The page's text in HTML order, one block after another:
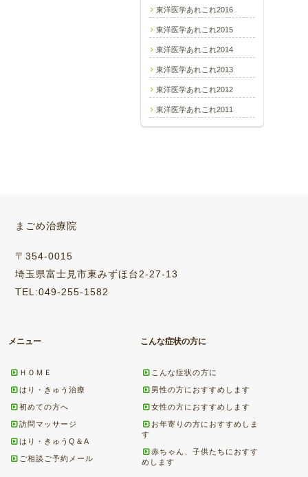
東洋医学あれこれ2016
東洋医学あれこれ2015
東洋医学あれこれ2014
東洋医学あれこれ2013
東洋医学あれこれ2012
東洋医学あれこれ2011
まごめ治療院
〒354-0015
埼玉県富士見市東みずほ台2-27-13
TEL:049-255-1582
メニュー
ＨＯＭＥ
はり・きゅう治療
初めての方へ
訪問マッサージ
はり・きゅうQ＆A
ご相談ご予約メール
こんな症状の方に
こんな症状の方に
男性の方におすすめします
女性の方におすすめします
お年寄りの方におすすめしま
す
赤ちゃん、子供たちにおすす
めします